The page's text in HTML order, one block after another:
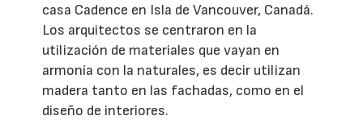
casa Cadence en Isla de Vancouver, Canadá.
Los arquitectos se centraron en la
utilización de materiales que vayan en
armonía con la naturales, es decir utilizan
madera tanto en las fachadas, como en el
diseño de interiores.